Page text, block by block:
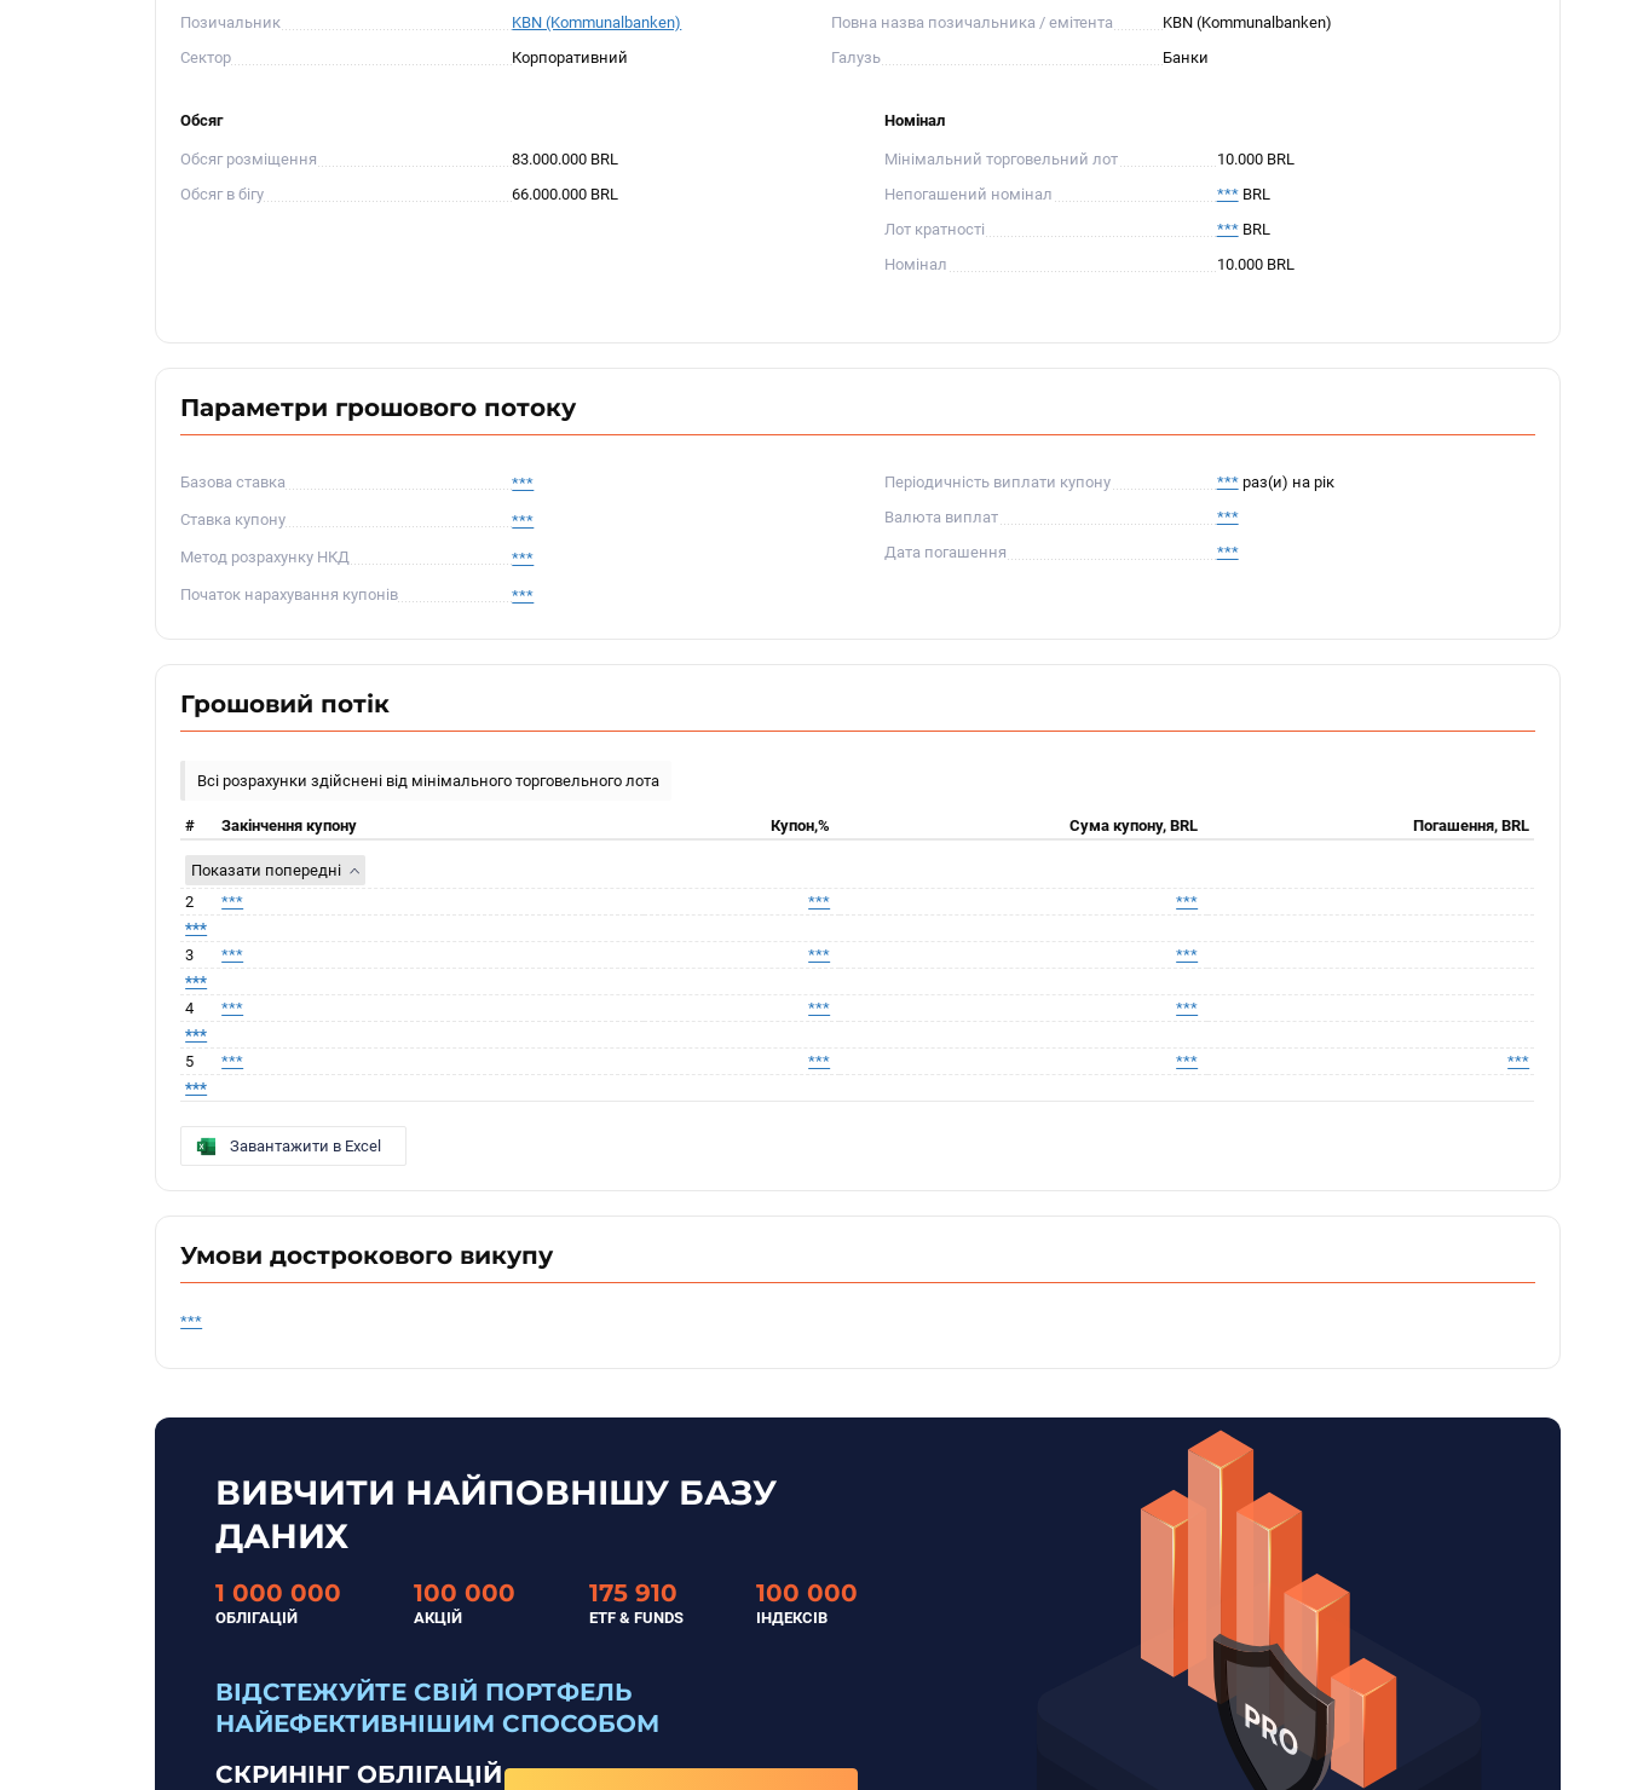
Позичальник KBN (Kommunalbanken) Повна назва позичальника / емітента
KBN (Kommunalbanken)
Сектор
Корпоративний Галузь Банки
Обсяг
Обсяг розміщення
83.000.000 BRL
Обсяг в бігу
66.000.000 BRL
Номінал
Мінімальний торговельний лот
10.000 BRL
Непогашений номінал
***BRL
Лот кратності
***BRL
Номінал
10.000 BRL
Параметри грошового потоку
Базова ставка
***
Ставка купону
***
Метод розрахунку НКД
***
Початок нарахування купонів
***
Періодичність виплати купону *** раз(и) на рік
Валюта виплат
***
Дата погашення
***
Грошовий потік
Всі розрахунки здійснені від мінімального торговельного лота
# Закінчення купону Купон,% Сума купону, BRL Погашення, BRL
Показати попередні
2
*** ***
***
***
3
*** ***
***
***
4
*** ***
***
***
5
*** *** ***
***
***
Завантажити в Excel
Умови дострокового викупу
***
ВИВЧИТИ НАЙПОВНІШУ БАЗУ
ДАНИХ
1 000 000
ОБЛІГАЦІЙ
100 000
АКЦІЙ
175 910
ETF & FUNDS
100 000
ІНДЕКСІВ
ВІДСТЕЖУЙТЕ СВІЙ ПОРТФЕЛЬ
НАЙЕФЕКТИВНІШИМ СПОСОБОМ
СКРИНІНГ ОБЛІГАЦІЙ